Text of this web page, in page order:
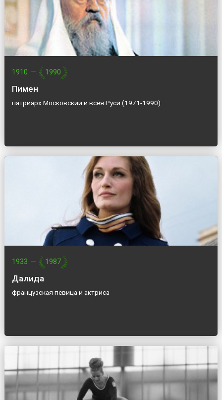
1910 — 1990
Пимен
патриарх Московский и всея Руси (1971-1990)
1933 — 1987
Далида
французская певица и актриса